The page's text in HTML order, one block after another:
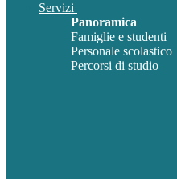
Servizi
Panoramica
Famiglie e studenti
Personale scolastico
Percorsi di studio